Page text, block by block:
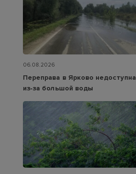
06.08.2026
Переправа в Ярково недоступна
из‑за большой воды